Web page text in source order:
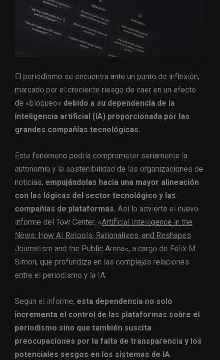
El periodismo se encuentra ante un punto de inflexión,
marcado por el creciente riesgo de caer en un efecto
de «bloqueo» debido a su dependencia de la
inteligencia artificial (IA) proporcionada por las
grandes compañías tecnológicas.
Este fenómeno podría comprometer seriamente la
autonomía y la sostenibilidad de las organizaciones de
noticias, empujándolas hacia una mayor alineación
con las lógicas del sector tecnológico y las
compañías de plataformas. Así lo advierte el nuevo
informe del Tow Center, «Artificial Intelligence in the
News: How AI Retools, Rationalizes, and Reshapes
Journalism and the Public Arena«, a cargo de Félix M.
Simon, que profundiza en las complejas relaciones
entre el periodismo y la IA.
Según el informe, esta dependencia no solo
incrementa el control de las plataformas sobre el
periodismo sino que también suscita
preocupaciones por la falta de transparencia y los
potenciales sesgos en los sistemas de IA.